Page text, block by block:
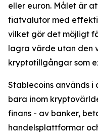
eller euron. Målet är
fiatvalutor med
vilket gör det möjligt
lagra värde utan den
kryptotillgångar som
Stablecoins används i
bara inom
finans - av banker,
handelsplattformar